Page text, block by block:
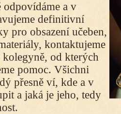
odpovídáme a v
definitivní
pro obsazení učeben,
kontaktujeme
od kterých
pomoc. Všichni
přesně ví, kde a v
a jaká je jeho, tedy